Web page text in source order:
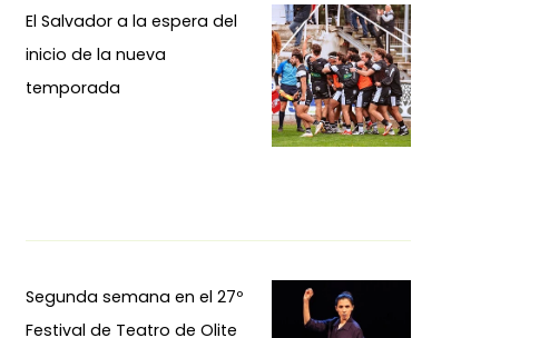
El Salvador a la espera del
inicio de la nueva
temporada
Segunda semana en el 27º
Festival de Teatro de Olite